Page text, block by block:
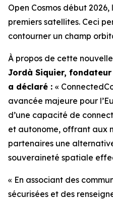
Open Cosmos début
premiers satellites. Ceci
contourner un champ
À propos de cette
Jordà Siquier, fondateur
a déclaré : «
avancée majeure pour
d’une capacité de
et autonome, offrant aux
partenaires une
souveraineté spatiale
« En associant des
sécurisées et des